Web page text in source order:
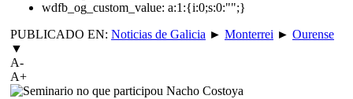
wdfb_og_custom_value: a:1:{i:0;s:0:"";}
PUBLICADO EN: Noticias de Galicia ► Monterrei ► Ourense
▼
A-
A+